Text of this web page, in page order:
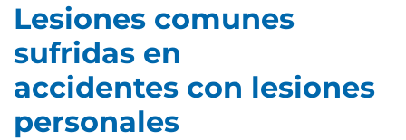
Lesiones comunes
sufridas en
accidentes con lesiones
personales